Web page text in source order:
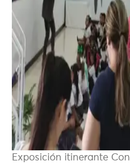
Exposición itinerante